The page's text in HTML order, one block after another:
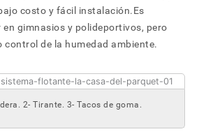
costo y fácil instalación.Es
gimnasios y polideportivos, pero
control de la humedad ambiente.
2- Tirante. 3- Tacos de goma.